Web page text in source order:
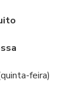
feira)